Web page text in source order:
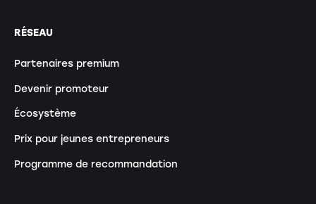
RÉSEAU
Partenaires premium
Devenir promoteur
Écosystème
Prix pour jeunes entrepreneurs
Programme de recommandation